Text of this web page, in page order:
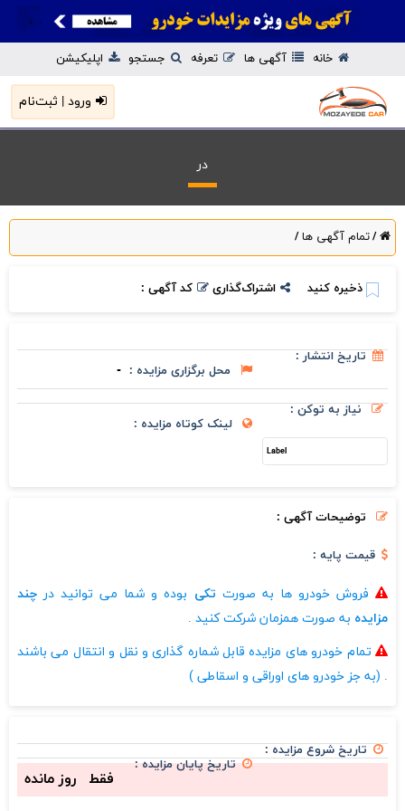
خانه آگهی ها تعرفه جستجو اپلیکیشن
ورود | ثبت‌نام
در
/تمام آگهی ها/
ذخیره کنید اشتراک‌گذاری کد آگهی :
تاریخ انتشار :
محل برگزاری مزایده : -
نیاز به توکن :
لینک کوتاه مزایده :
توضیحات آگهی :
قیمت پایه :
فروش خودرو ها به صورت تکی بوده و شما می توانید در چند
مزایده به صورت همزمان شرکت کنید .
تمام خودرو های مزایده قابل شماره گذاری و نقل و انتقال می باشند
. (به جز خودرو های اوراقی و اسقاطی )
تاریخ شروع مزایده :
تاریخ پایان مزایده :
فقط روز مانده